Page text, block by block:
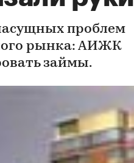
проблем
рынка: АИЖК
займы.